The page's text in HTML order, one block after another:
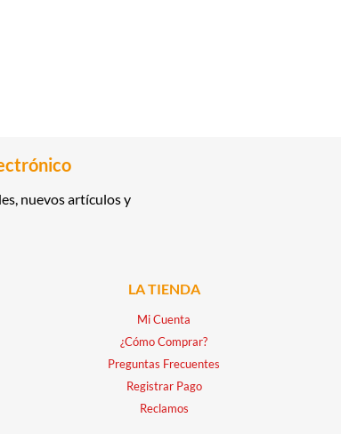
nuevos artículos y
LA TIENDA
Mi Cuenta
¿Cómo Comprar?
Preguntas Frecuentes
Registrar Pago
Reclamos